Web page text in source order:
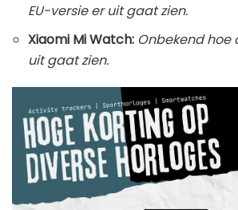
EU-versie er uit gaat zien.
Xiaomi Mi Watch: Onbekend hoe
uit gaat zien.